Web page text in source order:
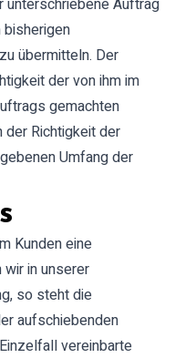
Auftrag
übermitteln. Der
der von ihm im
gemachten
der Richtigkeit der
Umfang der
Kunden eine
wir in unserer
so steht die
aufschiebenden
vereinbarte